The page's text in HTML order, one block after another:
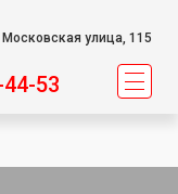
Московская улица, 115
53